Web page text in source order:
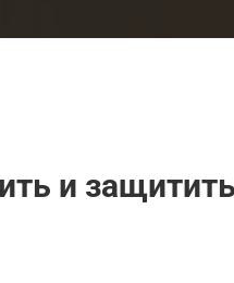
и защитить